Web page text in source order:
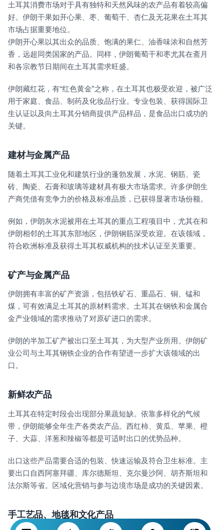
土耳其消费市场对于具有独特和天然风味的农产品有着较高偏
好。伊朗干果如开心果、枣、葡萄干、杏仁及无花果在土耳其
市场占据重要地位。
伊朗开心果以其出众的品质、饱满的果仁、油香味浓和自然芳
香，远超同类国家的产品。同样，伊朗葡萄干和枣尤其在斋月
和各宗教节日期间在土耳其需求旺盛。
伊朗藏红花，有“红色黄金”之称，在土耳其也极受欢迎，被广泛
用于家庭、食品、制药及化妆品行业。专业包装、获得国际卫
生认证以及向土耳其分销商提供产品样品，是食品出口成功的
关键。
建材与金属产品
随着土耳其工业化和建筑行业的蓬勃发展，水泥、钢筋、瓷
砖、陶瓷、石膏和玻璃等建材具有极大市场需求。许多伊朗生
产商凭借有竞争力的价格及标准品质，已获得显著市场份额。
例如，伊朗灰水泥被用在土耳其的重点工程项目中，尤其在和
伊朗相邻的土耳其东部地区，伊朗钢筋深受欢迎。在该领域，
符合欧洲标准及获得土耳其权威机构的技术认证至关重要。
矿产与金属产品
伊朗拥有丰富的矿产资源，包括铁矿石、重晶石、铜、锰和
煤，可有效满足土耳其的原材料需求。土耳其在钢铁和金属合
金产业领域的需求推动了对原矿进口的需求。
伊朗的半加工矿产被出口至土耳其，为大型产业所用。伊朗矿
业公司与土耳其钢铁企业的合作有望进一步扩大该领域的出
口。
新鲜农产品
土耳其在特定时段会出现部分果蔬短缺。依靠多样化的气候
带，伊朗能够全年生产各类农产品。西红柿、黄瓜、苹果、橙
子、大蒜、洋葱和辣椒等都是可适时出口的优势品种。
出口这些产品需要合适的包装、快速运输及符合卫生标准。主
要出口自西阿塞拜疆、库尔德斯坦、克尔曼沙阿、胡齐斯坦和
法尔斯等省。区域化营销与参与边境市场是成功的关键因素。
手工艺品、地毯和文化产品